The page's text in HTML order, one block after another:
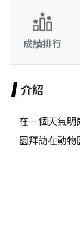
成績排行
介紹
在一個天氣
園拜訪在動物